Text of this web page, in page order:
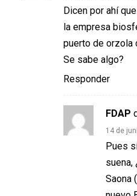
Dicen por ahí
la empresa
puerto de orzola
Se sabe algo?
Responder
FDAP
14 de
Pues
suena,
Saona